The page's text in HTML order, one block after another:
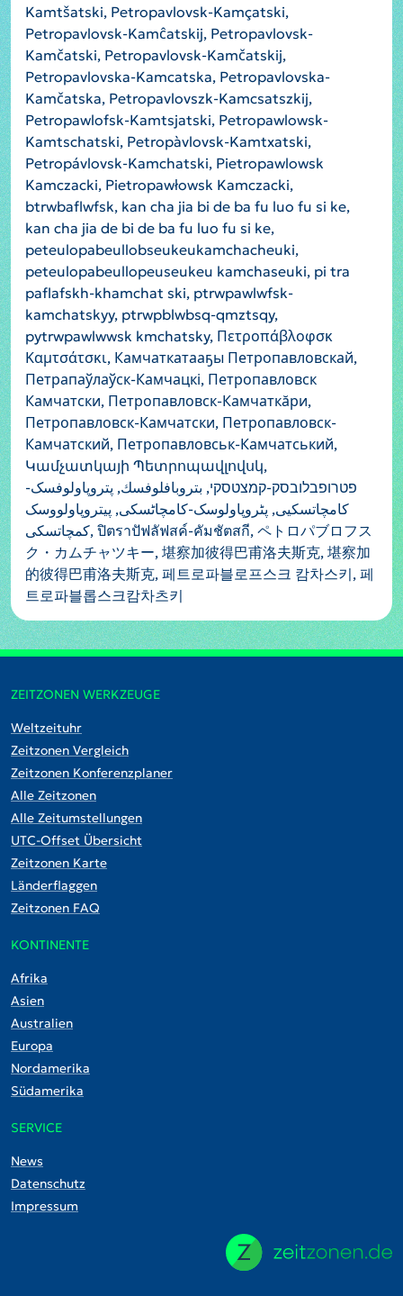
Kamtšatski, Petropavlovsk-Kamçatski,
Petropavlovsk-Kamĉatskij, Petropavlovsk-
Kamčatski, Petropavlovsk-Kamčatskij,
Petropavlovska-Kamcatska, Petropavlovska-
Kamčatska, Petropavlovszk-Kamcsatszkij,
Petropawlofsk-Kamtsjatski, Petropawlowsk-
Kamtschatski, Petropàvlovsk-Kamtxatski,
Petropávlovsk-Kamchatski, Pietropawlowsk
Kamczacki, Pietropawłowsk Kamczacki,
btrwbaflwfsk, kan cha jia bi de ba fu luo fu si ke,
kan cha jia de bi de ba fu luo fu si ke,
peteulopabeullobseukeukamchacheuki,
peteulopabeullopeuseukeu kamchaseuki, pi tra
paflafskh-khamchat ski, ptrwpawlwfsk-
kamchatskyy, ptrwpblwbsq-qmztsqy,
pytrwpawlwwsk kmchatsky, Πετροπάβλοφσκ
Καμτσάτσκι, Камчаткатааҕы Петропавловскай,
Петрапаўлаўск-Камчацкі, Петропавловск
Камчатски, Петропавловск-Камчаткăри,
Петропавловск-Камчатски, Петропавловск-
Камчатский, Петропавловськ-Камчатський,
Կամչատկայի Պետրոպավլովսկ,
פטרופבלובסק-קמצטסקי, بتروبافلوفسك, پتروپاولوفسک-
کامچاتسکیی, پٹروپاولوسک-کامچاٹسکی, پیتروپاولووسک
کمچاتسکی, ปิตราปัฟลัฟสค์-คัมชัตสกี, ペトロパブロフス
ク・カムチャツキー, 堪察加彼得巴甫洛夫斯克, 堪察加
的彼得巴甫洛夫斯克, 페트로파블로프스크 캄차스키, 페
트로파블롭스크캄차츠키
ZEITZONEN WERKZEUGE
Weltzeituhr
Zeitzonen Vergleich
Zeitzonen Konferenzplaner
Alle Zeitzonen
Alle Zeitumstellungen
UTC-Offset Übersicht
Zeitzonen Karte
Länderflaggen
Zeitzonen FAQ
KONTINENTE
Afrika
Asien
Australien
Europa
Nordamerika
Südamerika
SERVICE
News
Datenschutz
Impressum